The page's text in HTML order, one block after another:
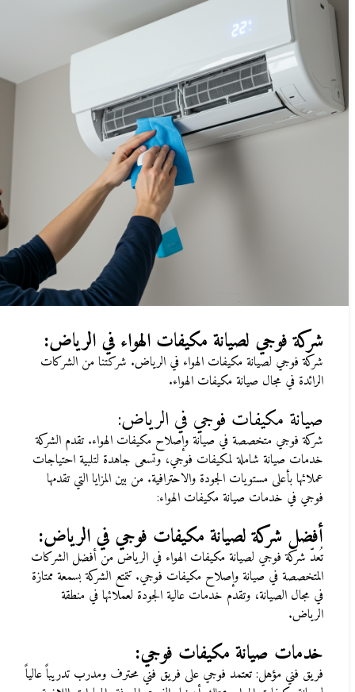
شركة فوجي لصيانة مكيفات الهواء في الرياض:
شركة فوجي لصيانة مكيفات الهواء في الرياض. شركتنا من الشركات
الرائدة في مجال صيانة مكيفات الهواء.
صيانة مكيفات فوجي في الرياض:
شركة فوجي متخصصة في صيانة وإصلاح مكيفات الهواء. تقدم الشركة
خدمات صيانة شاملة لمكيفات فوجي، وتسعى جاهدة لتلبية احتياجات
عملائها بأعلى مستويات الجودة والاحترافية. من بين المزايا التي تقدمها
فوجي في خدمات صيانة مكيفات الهواء:
أفضل شركة لصيانة مكيفات فوجي في الرياض:
تُعدّ شركة فوجي لصيانة مكيفات الهواء في الرياض من أفضل الشركات
المتخصصة في صيانة وإصلاح مكيفات فوجي. تتمتع الشركة بسمعة ممتازة
في مجال الصيانة، وتقدم خدمات عالية الجودة لعملائها في منطقة
الرياض.
خدمات صيانة مكيفات فوجي:
فريق فني مؤهل: تعتمد فوجي على فريق فني محترف ومدرب تدريباً عالياً